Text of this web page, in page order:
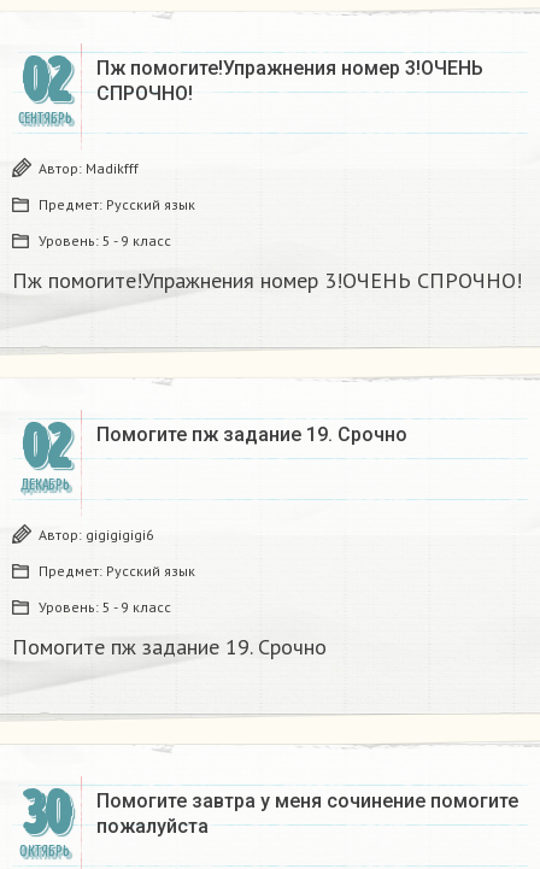
02
СЕНТЯБРЬ
Пж помогите!Упражнения номер 3!ОЧЕНЬ
СПРОЧНО!
Автор: Madikfff
Предмет: Русский язык
Уровень: 5 - 9 класс
Пж помогите!Упражнения номер 3!ОЧЕНЬ СПРОЧНО!
02
ДЕКАБРЬ
Помогите пж задание 19. Срочно
Автор: gigigigigi6
Предмет: Русский язык
Уровень: 5 - 9 класс
Помогите пж задание 19. Срочно
30
ОКТЯБРЬ
Помогите завтра у меня сочинение помогите
пожалуйста